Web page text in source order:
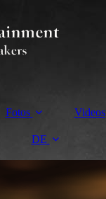
Fotos Videos
DE